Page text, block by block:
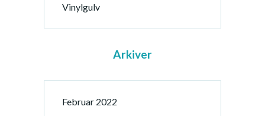
Vinylgulv
Arkiver
Februar 2022